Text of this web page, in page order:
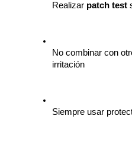
Realizar patch test
No combinar con
irritación
Siempre usar